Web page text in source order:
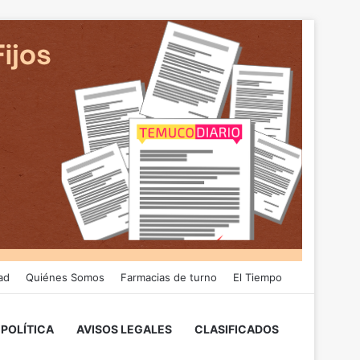
Quiénes Somos Farmacias de turno El Tiempo
POLÍTICA AVISOS LEGALES CLASIFICADOS